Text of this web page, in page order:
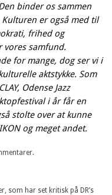
binder os sammen
er også med til
frihed og
vores samfund.
for mange, dog ser vi i
aktstykke. Som
Odense Jazz
i år får en
stolte over at kunne
og meget andet.
som har set kritisk på DR’s